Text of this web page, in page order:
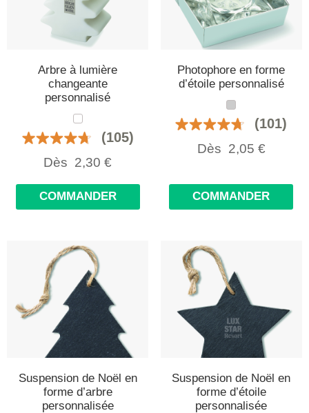
Arbre à lumière
changeante
personnalisé
(105)
Dès 2,30 €
COMMANDER
Photophore en forme
d’étoile personnalisé
(101)
Dès 2,05 €
COMMANDER
Suspension de Noël en
forme d’arbre
personnalisée
Suspension de Noël en
forme d’étoile
personnalisée